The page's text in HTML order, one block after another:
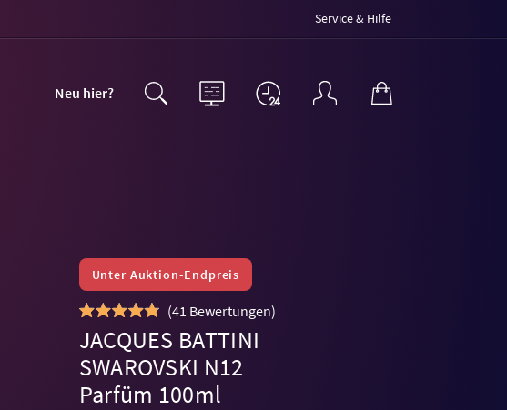
Service & Hilfe
Neu hier?
Unter Auktion-Endpreis
(41 Bewertungen)
JACQUES BATTINI
SWAROVSKI N12
Parfüm 100ml